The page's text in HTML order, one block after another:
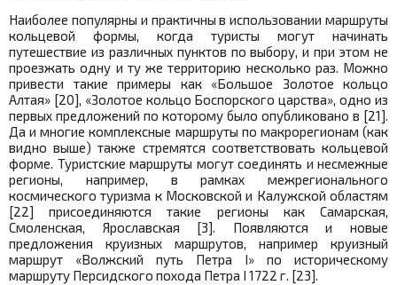
Наиболее популярны и практичны в использовании маршруты
кольцевой формы, когда туристы могут начинать
путешествие из различных пунктов по выбору, и при этом не
проезжать одну и ту же территорию несколько раз. Можно
привести такие примеры как «Большое Золотое кольцо
Алтая» [20], «Золотое кольцо Боспорского царства», одно из
первых предложений по которому было опубликовано в [21].
Да и многие комплексные маршруты по макрорегионам (как
видно выше) также стремятся соответствовать кольцевой
форме. Туристские маршруты могут соединять и несмежные
регионы, например, в рамках межрегионального
космического туризма к Московской и Калужской областям
[22] присоединяются такие регионы как Самарская,
Смоленская, Ярославская [3]. Появляются и новые
предложения круизных маршрутов, например круизный
маршрут «Волжский путь Петра I» по историческому
маршруту Персидского похода Петра I 1722 г. [23].